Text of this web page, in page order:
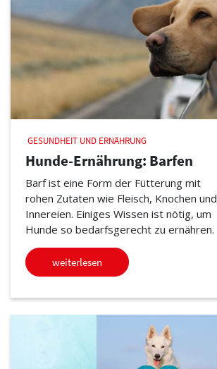
GESUNDHEIT UND ERNÄHRUNG
Hunde-Ernährung: Barfen
Barf ist eine Form der Fütterung mit
rohen Zutaten wie Fleisch, Knochen und
Innereien. Einiges Wissen ist nötig, um
Hunde so bedarfsgerecht zu ernähren.
weiterlesen